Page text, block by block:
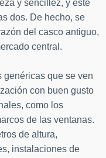
y sencillez, y este
dos. De hecho, se
del casco antiguo,
central.
genéricas que se ven
con buen gusto
como los
de las ventanas.
de altura,
instalaciones de